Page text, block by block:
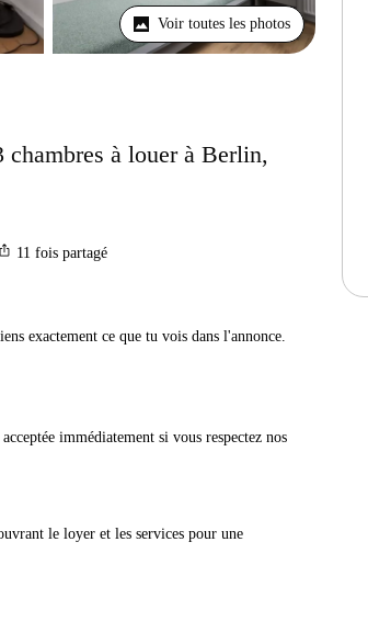
Voir toutes les photos
chambres à louer à Berlin,
ios_share 11 fois partagé
exactement ce que tu vois dans l'annonce.
immédiatement si vous respectez nos
le loyer et les services pour une